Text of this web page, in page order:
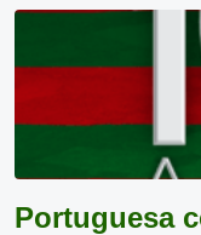
Portuguesa